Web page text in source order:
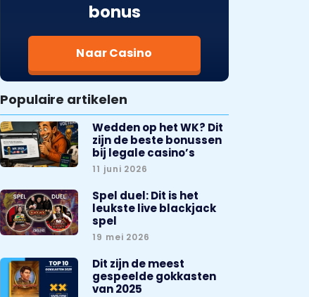
bonus
Naar Casino
Populaire artikelen
Wedden op het WK? Dit
zijn de beste bonussen
bij legale casino’s
11 juni 2026
Spel duel: Dit is het
leukste live blackjack
spel
19 mei 2026
Dit zijn de meest
gespeelde gokkasten
van 2025